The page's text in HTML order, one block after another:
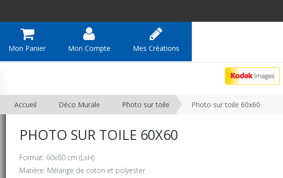
Mon Panier Mon Compte Mes Créations
Accueil Déco Murale Photo sur toile Photo sur toile 60x60
PHOTO SUR TOILE 60X60
Format: 60x60 cm (LxH)
Matière: Mélange de coton et polyester